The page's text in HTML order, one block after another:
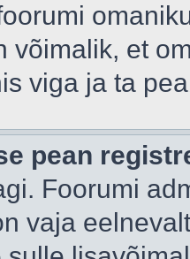
võimalik, et
viga ja ta
pean
Foorumi
vaja